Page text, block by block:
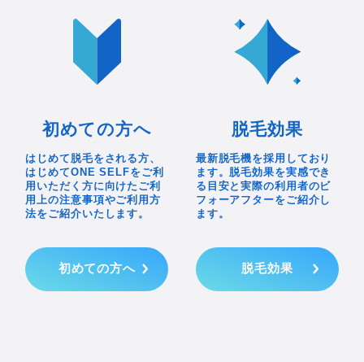
初めての方へ
はじめて脱毛をされる方、
はじめてONE SELFをご利
用いただく方に向けたご利
用上の注意事項やご利用方
法をご紹介いたします。
初めての方へ
脱毛効果
最新脱毛機を採用しており
ます。脱毛効果を実感でき
る目安と実際の利用者のビ
フォーアフターをご紹介し
ます。
脱毛効果